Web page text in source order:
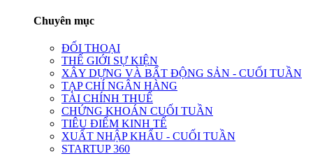
Chuyên mục
ĐỐI THOẠI
THẾ GIỚI SỰ KIỆN
XÂY DỰNG VÀ BẤT ĐỘNG SẢN - CUỐI TUẦN
TẠP CHÍ NGÂN HÀNG
TÀI CHÍNH THUẾ
CHỨNG KHOÁN CUỐI TUẦN
TIÊU ĐIỂM KINH TẾ
XUẤT NHẬP KHẨU - CUỐI TUẦN
STARTUP 360